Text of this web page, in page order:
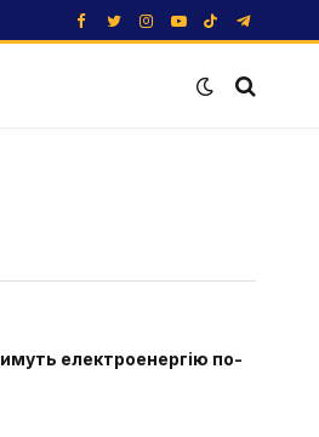
Facebook
TwitterInstagram
YouTube
TikTokTelegram
електроенергію по-